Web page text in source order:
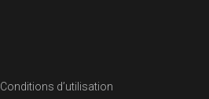
Conditions d’utilisation